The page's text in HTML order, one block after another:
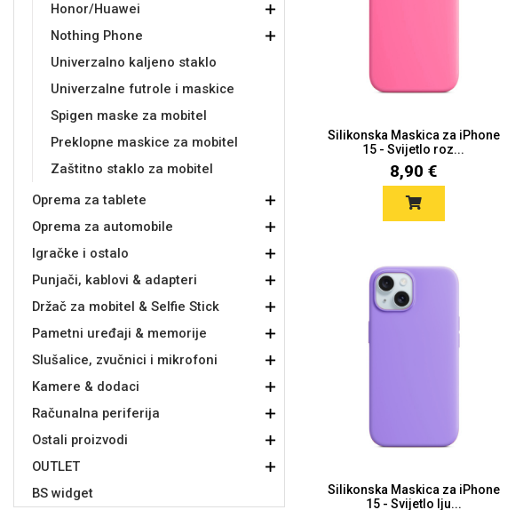
Honor/Huawei
Nothing Phone
Univerzalno kaljeno staklo
Univerzalne futrole i maskice
Spigen maske za mobitel
Preklopne maskice za mobitel
Zaštitno staklo za mobitel
Oprema za tablete
Oprema za automobile
Igračke i ostalo
Punjači, kablovi & adapteri
Držač za mobitel & Selfie Stick
Pametni uređaji & memorije
Slušalice, zvučnici i mikrofoni
Kamere & dodaci
Računalna periferija
Ostali proizvodi
OUTLET
BS widget
Silikonska Maskica za iPhone
15 - Svijetlo roz...
8,90 €
Silikonska Maskica za iPhone
15 - Svijetlo lju...
Zodiac
Doodles Apstraktni motivi
Monogrami Dječji motivi